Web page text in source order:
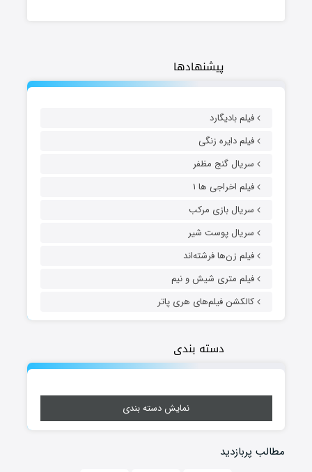
پیشنهادها
فیلم بادیگارد
فیلم دایره زنگی
سریال گنج مظفر
فیلم اخراجی ها ۱
سریال بازی مرکب
سریال پوست شیر
فیلم زن‌ها فرشته‌اند
فیلم متری شیش و نیم
کالکشن فیلم‌های هری پاتر
دسته بندی
نمایش دسته بندی
مطالب پربازدید